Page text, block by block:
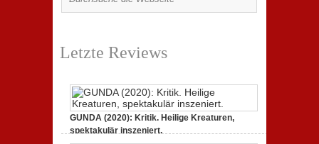
Letzte Reviews
GUNDA (2020): Kritik. Heilige Kreaturen,
spektakulär inszeniert.